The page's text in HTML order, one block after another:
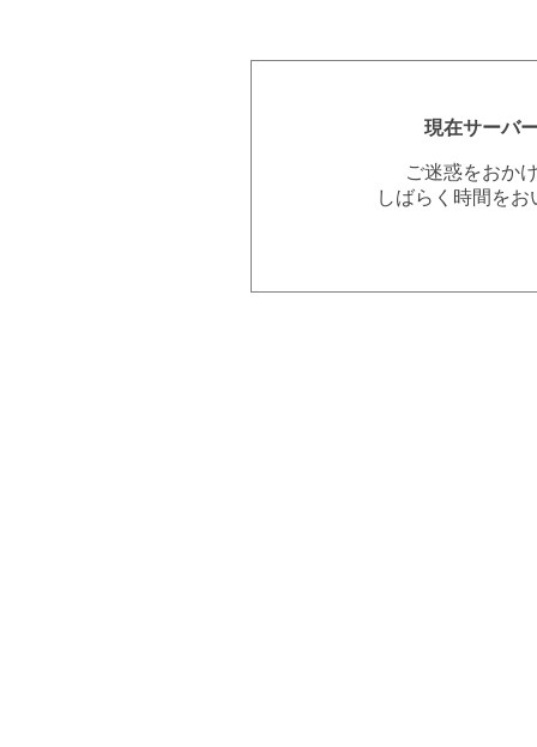
現在サーバ
ご迷惑をおか
しばらく時間を